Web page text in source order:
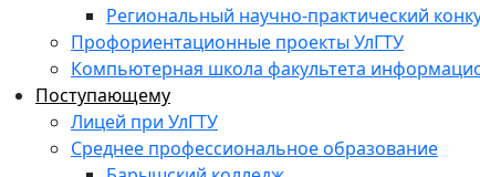
Региональный научно-практический
Профориентационные проекты УлГТУ
Компьютерная школа факультета
Поступающему
Лицей при УлГТУ
Среднее профессиональное образование